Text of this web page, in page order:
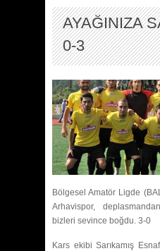
AYAĞINIZA
0-3
Bölgesel Amatör Ligde
Arhavispor,
bizleri sevince boğdu. 3-0
Kars ekibi Sarıkamış